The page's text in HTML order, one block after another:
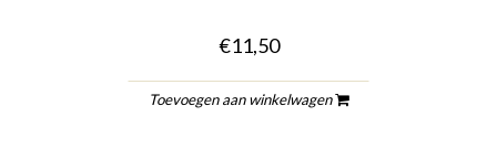
€11,50
Toevoegen aan winkelwagen